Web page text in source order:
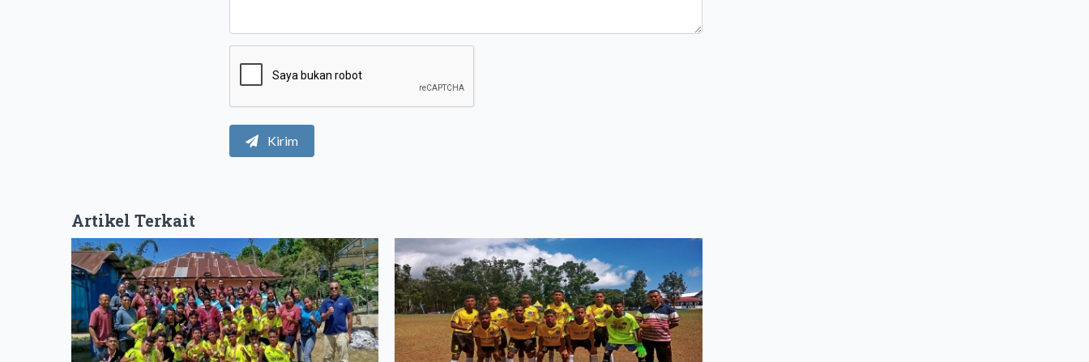
Kirim
Artikel Terkait